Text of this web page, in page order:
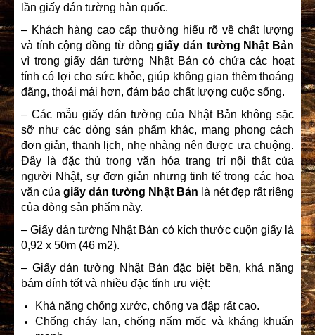
lần giấy dán tường hàn quốc.
– Khách hàng cao cấp thường hiểu rõ về chất lượng
và tính cộng đồng từ dònggiấy dán tường Nhật Bản
vì trong giấy dán tường Nhật Bản có chứa các hoạt
tính có lợi cho sức khỏe, giúp không gian thêm thoáng
đãng, thoải mái hơn, đảm bảo chất lượng cuộc sống.
– Các mẫu giấy dán tường của Nhật Bản không sặc
sỡ như các dòng sản phẩm khác, mang phong cách
đơn giản, thanh lịch, nhẹ nhàng nên được ưa chuộng.
Đây là đặc thù trong văn hóa trang trí nội thất của
người Nhật, sự đơn giản nhưng tinh tế trong các hoa
văn của giấy dán tường Nhật Bản là nét đẹp rất riêng
của dòng sản phẩm này.
– Giấy dán tường Nhật Bản có kích thước cuộn giấy là
0,92 x 50m (46 m2).
– Giấy dán tường Nhật Bản đặc biệt bền, khả năng
bám dính tốt và nhiều đặc tính ưu việt:
Khả năng chống xước, chống va đập rất cao.
Chống cháy lan, chống nấm mốc và kháng khuẩn